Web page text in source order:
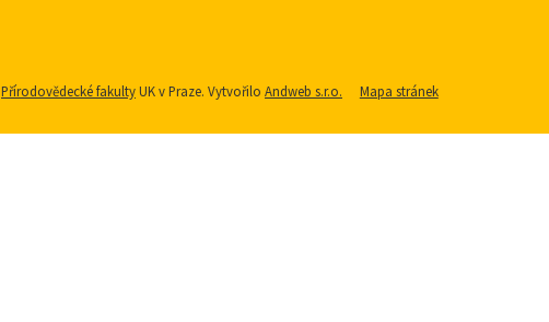
Přírodovědecké fakultyUK v Praze. Vytvořilo Andweb s.r.o. Mapa stránek